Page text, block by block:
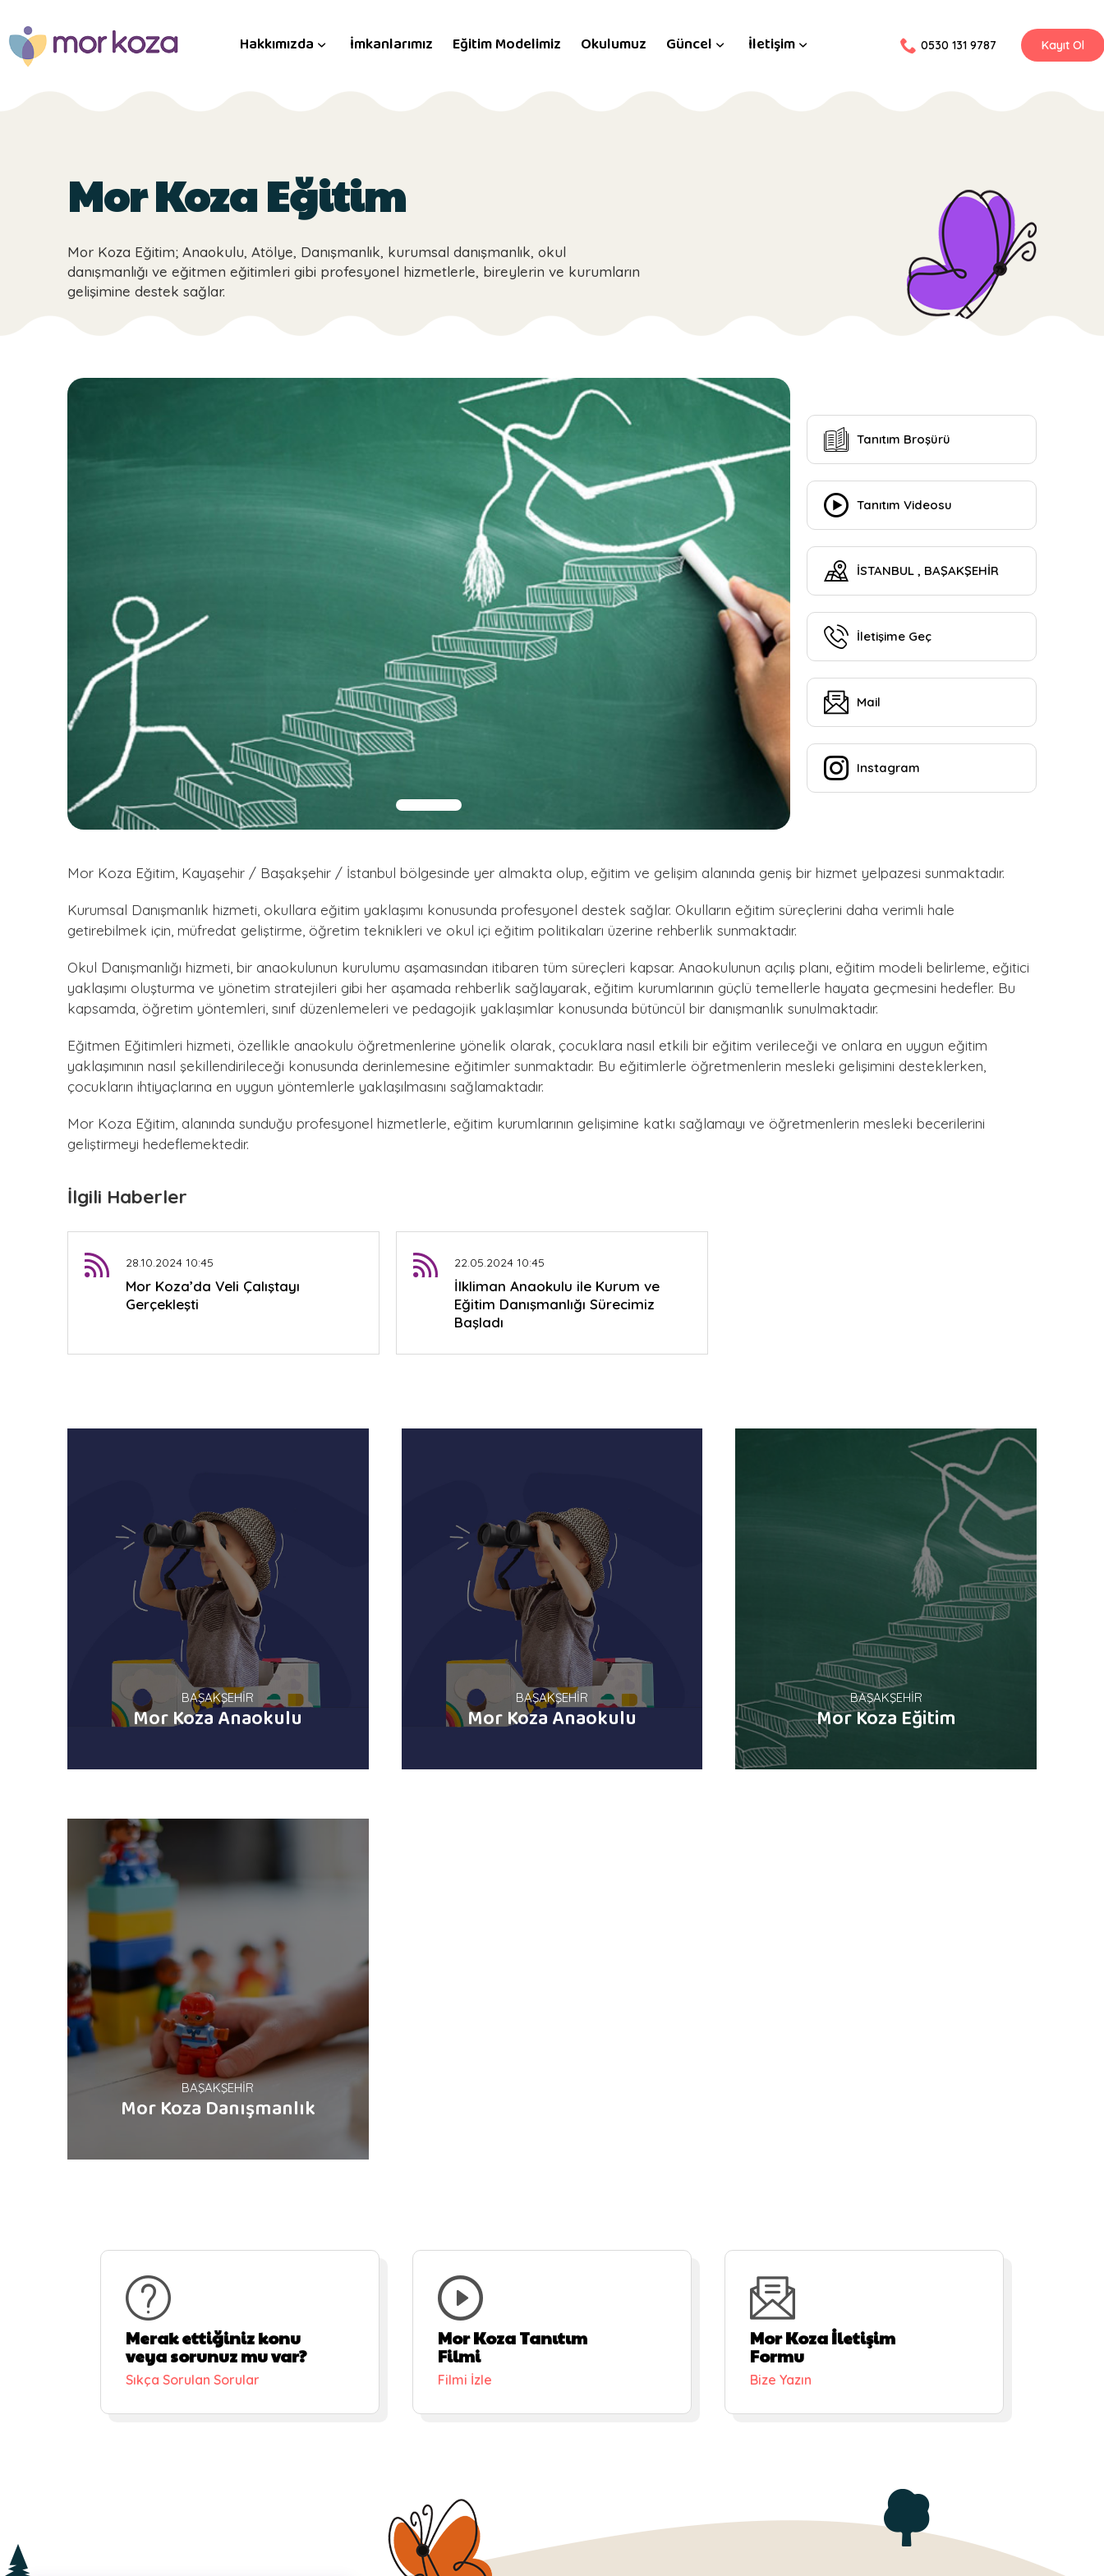
Hakkımızda İmkanlarımız Eğitim Modelimiz Okulumuz Güncel İletişim 0530 131 9787 Kayıt Ol
Mor Koza Eğitim
Mor Koza Eğitim; Anaokulu, Atölye, Danışmanlık, kurumsal danışmanlık, okul
danışmanlığı ve eğitmen eğitimleri gibi profesyonel hizmetlerle, bireylerin ve kurumların
gelişimine destek sağlar.
Tanıtım Broşürü
Tanıtım Videosu
İSTANBUL , BAŞAKŞEHİR
İletişime Geç
Mail
Instagram
Mor Koza Eğitim, Kayaşehir / Başakşehir / İstanbul bölgesinde yer almakta olup, eğitim ve gelişim alanında geniş bir hizmet yelpazesi sunmaktadır.
Kurumsal Danışmanlık hizmeti, okullara eğitim yaklaşımı konusunda profesyonel destek sağlar. Okulların eğitim süreçlerini daha verimli hale
getirebilmek için, müfredat geliştirme, öğretim teknikleri ve okul içi eğitim politikaları üzerine rehberlik sunmaktadır.
Okul Danışmanlığı hizmeti, bir anaokulunun kurulumu aşamasından itibaren tüm süreçleri kapsar. Anaokulunun açılış planı, eğitim modeli belirleme, eğitici
yaklaşımı oluşturma ve yönetim stratejileri gibi her aşamada rehberlik sağlayarak, eğitim kurumlarının güçlü temellerle hayata geçmesini hedefler. Bu
kapsamda, öğretim yöntemleri, sınıf düzenlemeleri ve pedagojik yaklaşımlar konusunda bütüncül bir danışmanlık sunulmaktadır.
Eğitmen Eğitimleri hizmeti, özellikle anaokulu öğretmenlerine yönelik olarak, çocuklara nasıl etkili bir eğitim verileceği ve onlara en uygun eğitim
yaklaşımının nasıl şekillendirileceği konusunda derinlemesine eğitimler sunmaktadır. Bu eğitimlerle öğretmenlerin mesleki gelişimini desteklerken,
çocukların ihtiyaçlarına en uygun yöntemlerle yaklaşılmasını sağlamaktadır.
Mor Koza Eğitim, alanında sunduğu profesyonel hizmetlerle, eğitim kurumlarının gelişimine katkı sağlamayı ve öğretmenlerin mesleki becerilerini
geliştirmeyi hedeflemektedir.
İlgili Haberler
28.10.2024 10:45
Mor Koza’da Veli Çalıştayı
Gerçekleşti
22.05.2024 10:45
İlkliman Anaokulu ile Kurum ve
Eğitim Danışmanlığı Sürecimiz
Başladı
BAŞAKŞEHİR
Mor Koza Anaokulu
BAŞAKŞEHİR
Mor Koza Anaokulu
BAŞAKŞEHİR
Mor Koza Eğitim
BAŞAKŞEHİR
Mor Koza Danışmanlık
Merak ettiğiniz konu
veya sorunuz mu var?
Sıkça Sorulan Sorular
Mor Koza Tanıtım
Filmi
Filmi İzle
Mor Koza İletişim
Formu
Bize Yazın